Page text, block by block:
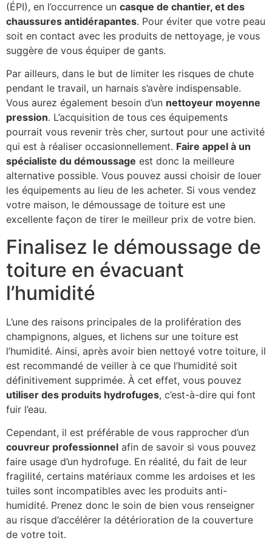
(ÉPI), en l’occurrence un casque de chantier, et des
chaussures antidérapantes. Pour éviter que votre peau
soit en contact avec les produits de nettoyage, je vous
suggère de vous équiper de gants.
Par ailleurs, dans le but de limiter les risques de chute
pendant le travail, un harnais s’avère indispensable.
Vous aurez également besoin d’un nettoyeur moyenne
pression. L’acquisition de tous ces équipements
pourrait vous revenir très cher, surtout pour une activité
qui est à réaliser occasionnellement. Faire appel à un
spécialiste du démoussage est donc la meilleure
alternative possible. Vous pouvez aussi choisir de louer
les équipements au lieu de les acheter. Si vous vendez
votre maison, le démoussage de toiture est une
excellente façon de tirer le meilleur prix de votre bien.
Finalisez le démoussage de
toiture en évacuant
l’humidité
L’une des raisons principales de la prolifération des
champignons, algues, et lichens sur une toiture est
l’humidité. Ainsi, après avoir bien nettoyé votre toiture, il
est recommandé de veiller à ce que l’humidité soit
définitivement supprimée. À cet effet, vous pouvez
utiliser des produits hydrofuges, c’est-à-dire qui font
fuir l’eau.
Cependant, il est préférable de vous rapprocher d’un
couvreur professionnel afin de savoir si vous pouvez
faire usage d’un hydrofuge. En réalité, du fait de leur
fragilité, certains matériaux comme les ardoises et les
tuiles sont incompatibles avec les produits anti-
humidité. Prenez donc le soin de bien vous renseigner
au risque d’accélérer la détérioration de la couverture
de votre toit.